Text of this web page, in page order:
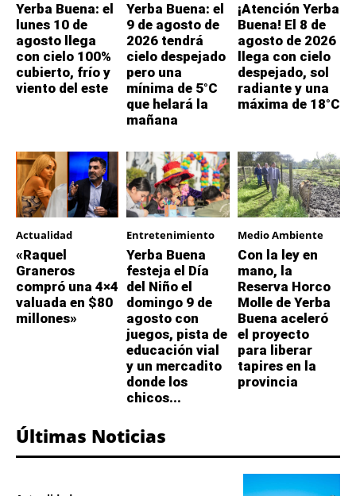
Yerba Buena: el
lunes 10 de
agosto llega
con cielo 100%
cubierto, frío y
viento del este
Yerba Buena: el
9 de agosto de
2026 tendrá
cielo despejado
pero una
mínima de 5°C
que helará la
mañana
¡Atención Yerba
Buena! El 8 de
agosto de 2026
llega con cielo
despejado, sol
radiante y una
máxima de 18°C
Actualidad
«Raquel
Graneros
compró una 4×4
valuada en $80
millones»
Entretenimiento
Yerba Buena
festeja el Día
del Niño el
domingo 9 de
agosto con
juegos, pista de
educación vial
y un mercadito
donde los
chicos...
Medio Ambiente
Con la ley en
mano, la
Reserva Horco
Molle de Yerba
Buena aceleró
el proyecto
para liberar
tapires en la
provincia
Últimas Noticias